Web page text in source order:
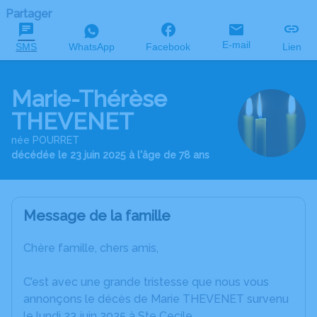
Partager
SMS WhatsApp Facebook E-mail Lien
Marie-Thérèse
THEVENET
née POURRET
décédée le 23 juin 2025 à l'âge de 78 ans
Message de la famille
Chère famille, chers amis,
C’est avec une grande tristesse que nous vous
annonçons le décès de Marie THEVENET survenu